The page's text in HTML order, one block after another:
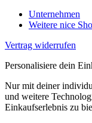
Unternehmen
Weitere nice
Vertrag widerrufen
Personalisiere dein
Nur mit deiner
und weitere
Einkaufserlebnis zu